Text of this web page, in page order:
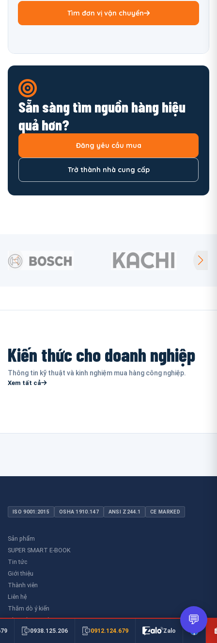
Tìm đơn vị vận chuyển
Sẵn sàng tìm nguồn hàng hiệu
quả hơn?
Đăng yêu cầu mua
Trở thành nhà cung cấp
Kiến thức cho doanh nghiệp
Thông tin kỹ thuật và kinh nghiệm mua hàng công nghiệp.
Xem tất cả
ISO 9001:2015 OSHA 1910.147 ANSI Z244.1 CE MARKED
Sản phẩm
SUPER SMART E-BOOK
Tin tức
Giới thiệu
Thành viên
Liên hệ
Thăm dò ý kiến
Thư viên an toàn
0938.125.206 0912.124.679 Zalo
💬